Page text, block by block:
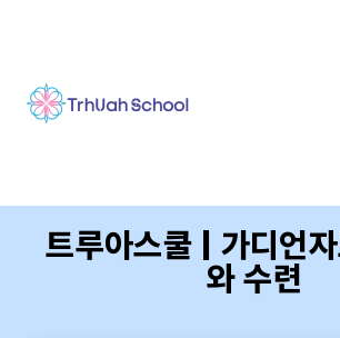
트루아스쿨 | 가디언
와 수련